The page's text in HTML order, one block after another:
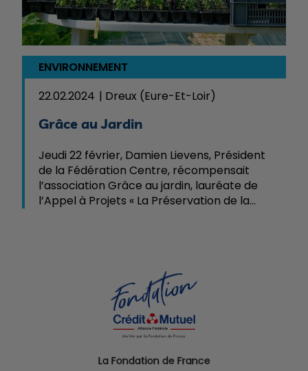
ENVIRONNEMENT
22.02.2024
Dreux (Eure-Et-Loir)
Grâce au Jardin
Jeudi 22 février, Damien Lievens, Président
de la Fédération Centre, récompensait
l’association Grâce au jardin, lauréate de
l’Appel à Projets « La Préservation de la
La Fondation de France